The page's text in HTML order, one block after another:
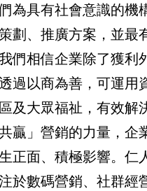
為具有社會意識的機
劃、推廣方案，並最
們相信企業除了獲利
過以商為善，可運用
及大眾福祉，有效解
贏」營銷的力量，企
正面、積極影響。仁
於數碼營銷、社群經